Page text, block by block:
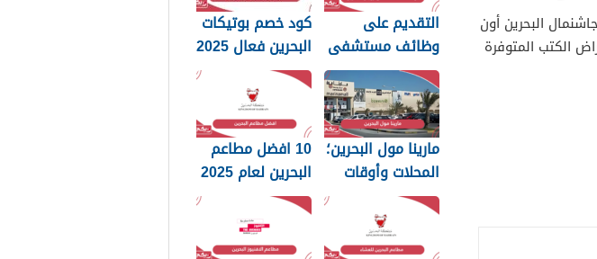
البحرين أون
الكتب المتوفرة
التقديم على
وظائف مستشفى
رويال البحرين
2025
كود خصم بوتيكات
البحرين فعال 2025
مارينا مول البحرين؛
المحلات وأوقات
العمل والعنوان
10 افضل مطاعم
البحرين لعام 2025